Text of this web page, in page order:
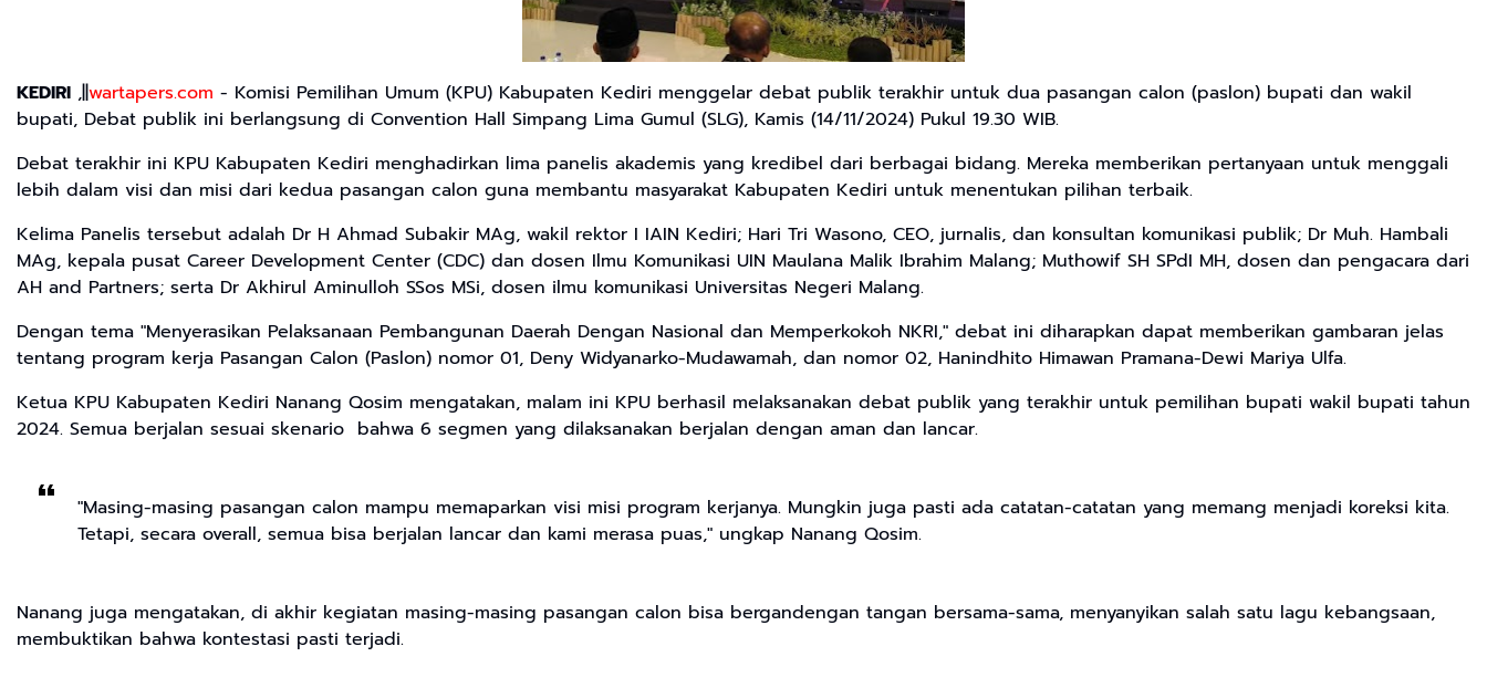
KEDIRI ,||wartapers.com - Komisi Pemilihan Umum (KPU) Kabupaten Kediri menggelar debat publik terakhir untuk dua pasangan calon (paslon) bupati dan wakil
bupati, Debat publik ini berlangsung di Convention Hall Simpang Lima Gumul (SLG), Kamis (14/11/2024) Pukul 19.30 WIB.
Debat terakhir ini KPU Kabupaten Kediri menghadirkan lima panelis akademis yang kredibel dari berbagai bidang. Mereka memberikan pertanyaan untuk menggali
lebih dalam visi dan misi dari kedua pasangan calon guna membantu masyarakat Kabupaten Kediri untuk menentukan pilihan terbaik.
Kelima Panelis tersebut adalah Dr H Ahmad Subakir MAg, wakil rektor I IAIN Kediri; Hari Tri Wasono, CEO, jurnalis, dan konsultan komunikasi publik; Dr Muh. Hambali
MAg, kepala pusat Career Development Center (CDC) dan dosen Ilmu Komunikasi UIN Maulana Malik Ibrahim Malang; Muthowif SH SPdI MH, dosen dan pengacara dari
AH and Partners; serta Dr Akhirul Aminulloh SSos MSi, dosen ilmu komunikasi Universitas Negeri Malang.
Dengan tema "Menyerasikan Pelaksanaan Pembangunan Daerah Dengan Nasional dan Memperkokoh NKRI," debat ini diharapkan dapat memberikan gambaran jelas
tentang program kerja Pasangan Calon (Paslon) nomor 01, Deny Widyanarko-Mudawamah, dan nomor 02, Hanindhito Himawan Pramana-Dewi Mariya Ulfa.
Ketua KPU Kabupaten Kediri Nanang Qosim mengatakan, malam ini KPU berhasil melaksanakan debat publik yang terakhir untuk pemilihan bupati wakil bupati tahun
2024. Semua berjalan sesuai skenario bahwa 6 segmen yang dilaksanakan berjalan dengan aman dan lancar.
"Masing-masing pasangan calon mampu memaparkan visi misi program kerjanya. Mungkin juga pasti ada catatan-catatan yang memang menjadi koreksi kita.
Tetapi, secara overall, semua bisa berjalan lancar dan kami merasa puas," ungkap Nanang Qosim.
Nanang juga mengatakan, di akhir kegiatan masing-masing pasangan calon bisa bergandengan tangan bersama-sama, menyanyikan salah satu lagu kebangsaan,
membuktikan bahwa kontestasi pasti terjadi.